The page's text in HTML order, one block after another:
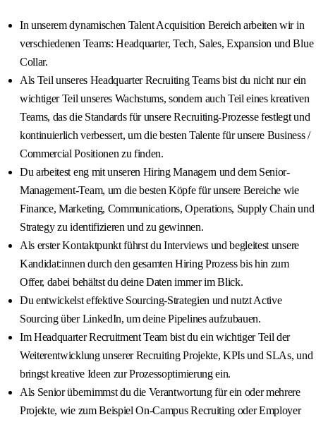
In unserem dynamischen Talent Acquisition Bereich arbeiten wir in
verschiedenen Teams: Headquarter, Tech, Sales, Expansion und Blue
Collar.
Als Teil unseres Headquarter Recruiting Teams bist du nicht nur ein
wichtiger Teil unseres Wachstums, sondern auch Teil eines kreativen
Teams, das die Standards für unsere Recruiting-Prozesse festlegt und
kontinuierlich verbessert, um die besten Talente für unsere Business /
Commercial Positionen zu finden.
Du arbeitest eng mit unseren Hiring Managern und dem Senior-
Management-Team, um die besten Köpfe für unsere Bereiche wie
Finance, Marketing, Communications, Operations, Supply Chain und
Strategy zu identifizieren und zu gewinnen.
Als erster Kontaktpunkt führst du Interviews und begleitest unsere
Kandidat:innen durch den gesamten Hiring Prozess bis hin zum
Offer, dabei behältst du deine Daten immer im Blick.
Du entwickelst effektive Sourcing-Strategien und nutzt Active
Sourcing über LinkedIn, um deine Pipelines aufzubauen.
Im Headquarter Recruitment Team bist du ein wichtiger Teil der
Weiterentwicklung unserer Recruiting Projekte, KPIs und SLAs, und
bringst kreative Ideen zur Prozessoptimierung ein.
Als Senior übernimmst du die Verantwortung für ein oder mehrere
Projekte, wie zum Beispiel On-Campus Recruiting oder Employer